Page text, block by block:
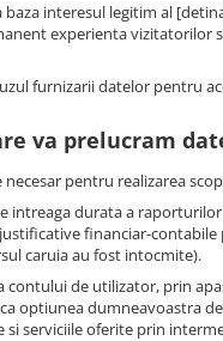
interesul legitim al
experienta vizitatorilor
furnizarii datelor pentru
va prelucram
pentru realizarea
intreaga durata a
financiar-
caruia au fost intocmite).
de utilizator, prin
optiunea dumneavoastra
serviciile oferite prin